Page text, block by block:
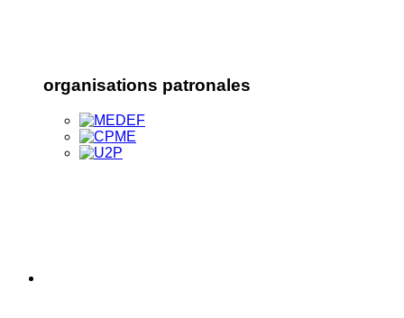
organisations patronales